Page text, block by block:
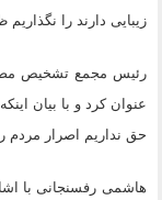
زیبایی دارند را
رئیس مجمع تشخیص
عنوان کرد و با بیان
حق نداریم اصرار مردم
هاشمی رفسنجانی با